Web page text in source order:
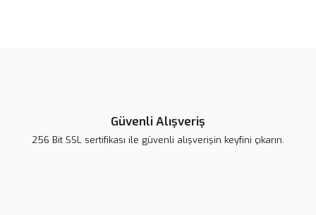
Güvenli Alışveriş
256 Bit SSL sertifikası ile güvenli alışverişin keyfini çıkarın.